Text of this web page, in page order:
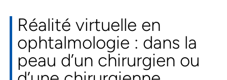
Réalité virtuelle en
ophtalmologie : dans la
peau d’un chirurgien ou